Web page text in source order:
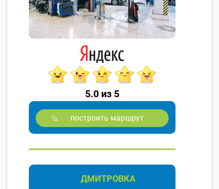
5.0 из 5
построить маршрут
ДМИТРОВКА